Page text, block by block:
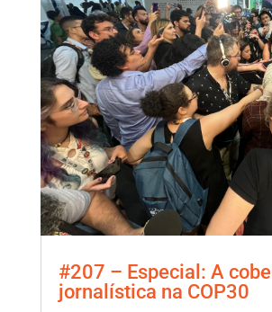
#207 – Especial: A
jornalística na COP30